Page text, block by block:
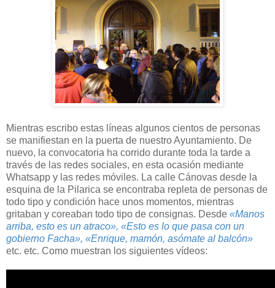
Mientras escribo estas líneas algunos cientos de personas
se manifiestan en la puerta de nuestro Ayuntamiento. De
nuevo, la convocatoria ha corrido durante toda la tarde a
través de las redes sociales, en esta ocasión mediante
Whatsapp y las redes móviles. La calle Cánovas desde la
esquina de la Pilarica se encontraba repleta de personas de
todo tipo y condición hace unos momentos, mientras
gritaban y coreaban todo tipo de consignas. Desde «Manos
arriba, esto es un atraco», «Esto es lo que pasa con un
gobierno Facha», «Enrique, mamón, asómate al balcón»
etc. etc. Como muestran los siguientes vídeos: